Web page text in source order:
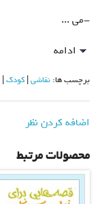
-می ...
ادامه
برچسب ها: نقاشی کودک
اضافه کردن نظر
محصولات مرتبط